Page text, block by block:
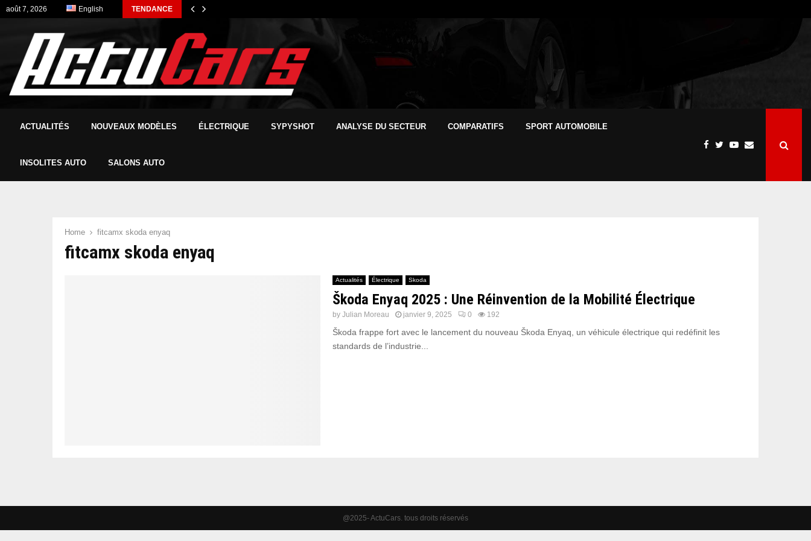
août 7, 2026 English TENDANCE
ACTUALITÉS NOUVEAUX MODÈLES ÉLECTRIQUE SYPYSHOT ANALYSE DU SECTEUR COMPARATIFS SPORT AUTOMOBILE
INSOLITES AUTO SALONS AUTO
Home fitcamx skoda enyaq
fitcamx skoda enyaq
Actualités Électrique Skoda
Škoda Enyaq 2025 : Une Réinvention de la Mobilité Électrique
by Julian Moreau janvier 9, 2025 0 192
Škoda frappe fort avec le lancement du nouveau Škoda Enyaq, un véhicule électrique qui redéfinit les
standards de l’industrie...
@2025- ActuCars. tous droits réservés